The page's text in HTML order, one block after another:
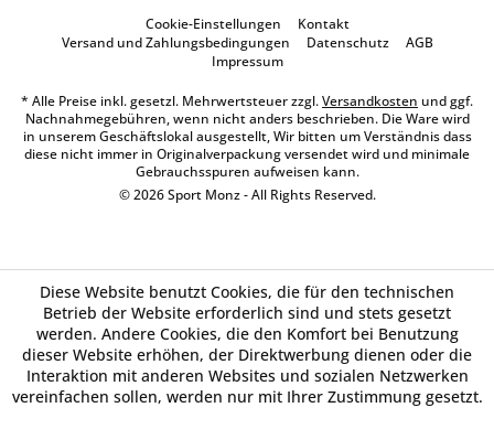
Cookie-Einstellungen
Kontakt
Versand und Zahlungsbedingungen
Datenschutz
AGB
Impressum
* Alle Preise inkl. gesetzl. Mehrwertsteuer zzgl.Versandkosten und ggf.
Nachnahmegebühren, wenn nicht anders beschrieben. Die Ware wird
in unserem Geschäftslokal ausgestellt, Wir bitten um Verständnis dass
diese nicht immer in Originalverpackung versendet wird und minimale
Gebrauchsspuren aufweisen kann.
© 2026 Sport Monz - All Rights Reserved.
Diese Website benutzt Cookies, die für den technischen
Betrieb der Website erforderlich sind und stets gesetzt
werden. Andere Cookies, die den Komfort bei Benutzung
dieser Website erhöhen, der Direktwerbung dienen oder die
Interaktion mit anderen Websites und sozialen Netzwerken
vereinfachen sollen, werden nur mit Ihrer Zustimmung gesetzt.